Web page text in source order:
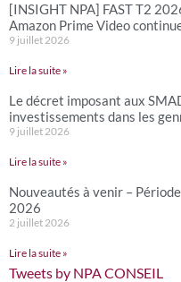
[INSIGHT NPA] FAST T2
Amazon Prime Video
9 juillet 2026
Lire la suite »
Le décret imposant aux
investissements dans les
9 juillet 2026
Lire la suite »
Nouveautés à venir –
2026
2 juillet 2026
Lire la suite »
Tweets by NPA CONSEIL